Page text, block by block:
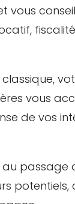
vous
de vos
passage
potentiels,